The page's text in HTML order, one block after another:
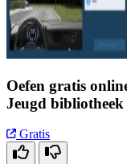
Oefen gratis
Jeugd bibliotheek
Gratis